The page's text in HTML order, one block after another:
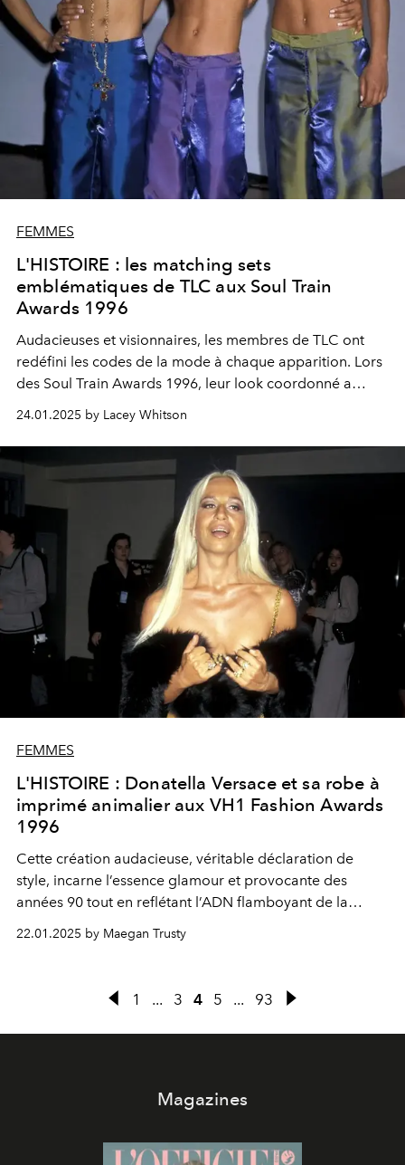
FEMMES
L'HISTOIRE : les matching sets
emblématiques de TLC aux Soul Train
Awards 1996
Audacieuses et visionnaires, les membres de TLC ont
redéfini les codes de la mode à chaque apparition. Lors
des Soul Train Awards 1996, leur look coordonné a
marqué l’histoire et confirmé leur statut d’icônes
intemporelles.
24.01.2025 by Lacey Whitson
FEMMES
L'HISTOIRE : Donatella Versace et sa robe à
imprimé animalier aux VH1 Fashion Awards
1996
Cette création audacieuse, véritable déclaration de
style, incarne l’essence glamour et provocante des
années 90 tout en reflétant l’ADN flamboyant de la
maison Versace.
22.01.2025 by Maegan Trusty
1 ... 3 4 5 ... 93
Magazines